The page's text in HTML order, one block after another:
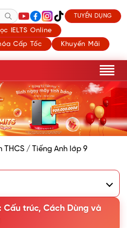
IELTS Online
Cấp Tốc Khuyến Mãi
TUYỂN DỤNG
THCS / Tiếng Anh lớp 9
lớp 9 quan trọng cần nhớ
động sang bị động
bị động
Cấu trúc, Cách Dùng và